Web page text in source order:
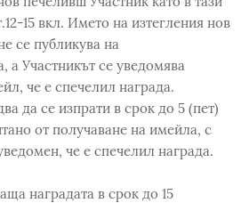
15 вкл. Името на изтегления нов
се публикува на
Участникът се уведомява
че е спечелил награда.
да се изпрати в срок до 5 (пет)
от получаване на имейла, с
че е спечелил награда.
наградата в срок до 15